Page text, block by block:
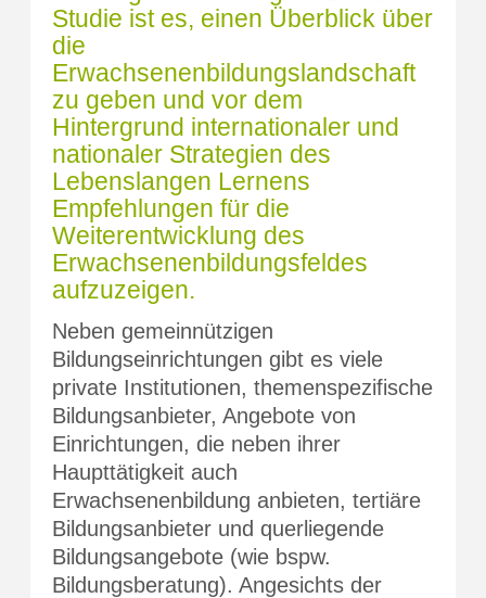
Studie ist es, einen Überblick über
die
Erwachsenenbildungslandschaft
zu geben und vor dem
Hintergrund internationaler und
nationaler Strategien des
Lebenslangen Lernens
Empfehlungen für die
Weiterentwicklung des
Erwachsenenbildungsfeldes
aufzuzeigen.
Neben gemeinnützigen
Bildungseinrichtungen gibt es viele
private Institutionen, themenspezifische
Bildungsanbieter, Angebote von
Einrichtungen, die neben ihrer
Haupttätigkeit auch
Erwachsenenbildung anbieten, tertiäre
Bildungsanbieter und querliegende
Bildungsangebote (wie bspw.
Bildungsberatung). Angesichts der